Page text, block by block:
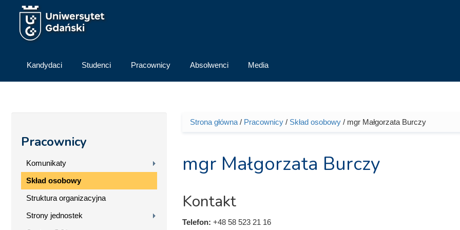
Przejdź do treści
Kandydaci Studenci Pracownicy Absolwenci Media
Pracownicy
Komunikaty
Skład osobowy
Struktura organizacyjna
Strony jednostek
Jesteś tutaj
Strona główna/ Pracownicy/ Skład osobowy/ mgr Małgorzata Burczy
mgr Małgorzata Burczy
Kontakt
Telefon: +48 58 523 21 16